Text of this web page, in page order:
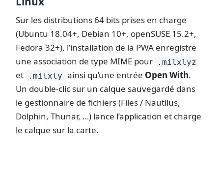
Sur les distributions 64 bits prises en charge
(Ubuntu 18.04+, Debian 10+, openSUSE 15.2+,
Fedora 32+), l’installation de la PWA enregistre
une association de type MIME pour
.milxlyz
et .milxly ainsi qu’une entrée Open With.
Un double-clic sur un calque sauvegardé dans
le gestionnaire de fichiers (Files / Nautilus,
Dolphin, Thunar, …) lance l’application et charge
le calque sur la carte.